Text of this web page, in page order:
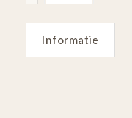
Informatie